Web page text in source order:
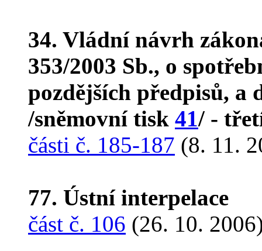
34. Vládní návrh
353/2003 Sb., o
pozdějších předpisů, a
/sněmovní tisk 41/ -
části č. 185-187 (8. 11.
77. Ústní interpelace
část č. 106 (26. 10.